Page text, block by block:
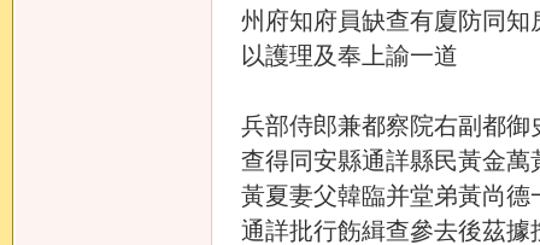
州府知府員缺查有廈防同
以護理及奉上諭一道
兵部侍郎兼都察院右副都
查得同安縣通詳縣民黃金
黃夏妻父韓臨并堂弟黃尚
通詳批行飭緝查參去後茲